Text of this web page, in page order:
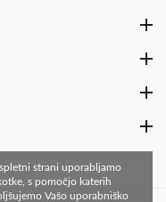
strani uporabljamo
s pomočjo katerih
Vašo uporabniško